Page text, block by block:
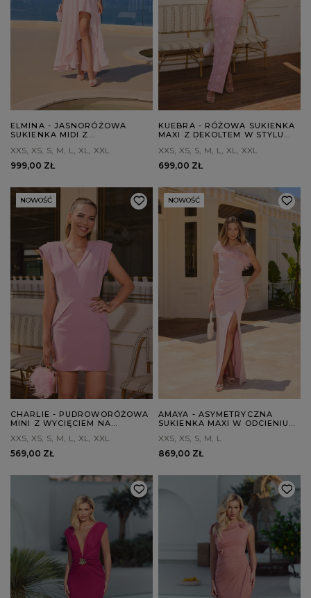
ELMINA - JASNORÓŻOWA
SUKIENKA MIDI Z
XXS XS S M L XL
XXL
999,00 ZŁ
KUEBRA - RÓŻOWA SUKIENKA
MAXI Z DEKOLTEM W STYLU
XXS XS S M L XL
XXL
699,00 ZŁ
NOWOŚĆ
CHARLIE - PUDROWORÓŻOWA
MINI Z WYCIĘCIEM NA
XXS XS S M L XL XXL
569,00 ZŁ
NOWOŚĆ
AMAYA - ASYMETRYCZNA
SUKIENKA MAXI W ODCIENIU
XXS XS S M L
869,00 ZŁ